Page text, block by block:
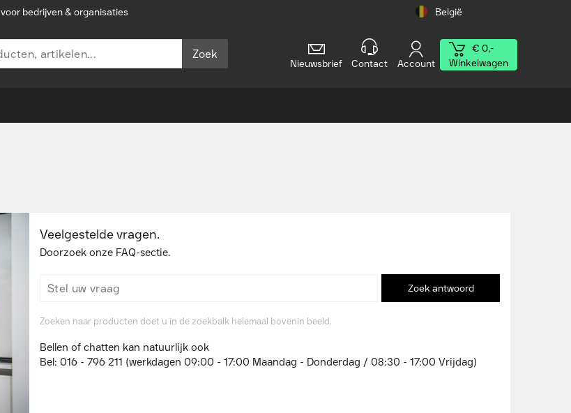
voor bedrijven & organisaties België
Zoek
Nieuwsbrief Contact Account
€ 0,-
Winkelwagen
Veelgestelde vragen.
Doorzoek onze FAQ-sectie.
Zoek antwoord
Zoeken naar producten doet u in de zoekbalk helemaal bovenin beeld.
Bellen of chatten kan natuurlijk ook
Bel: 016 - 796 211 (werkdagen 09:00 - 17:00 Maandag - Donderdag / 08:30 - 17:00 Vrijdag)